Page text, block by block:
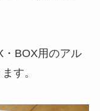
BOX用のアル
す。